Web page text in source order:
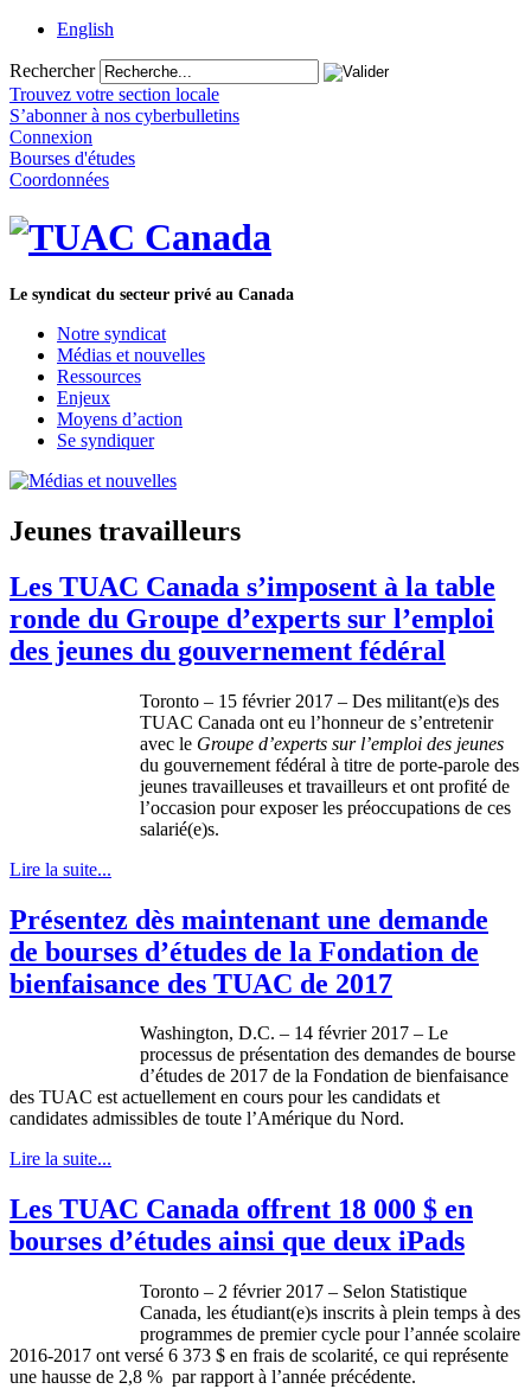
English
Rechercher
Trouvez votre section locale
S’abonner à nos cyberbulletins
Connexion
Bourses d'études
Coordonnées
Le syndicat du secteur privé au Canada
Notre syndicat
Médias et nouvelles
Ressources
Enjeux
Moyens d’action
Se syndiquer
Jeunes travailleurs
Les TUAC Canada s’imposent à la table
ronde du Groupe d’experts sur l’emploi
des jeunes du gouvernement fédéral
Toronto – 15 février 2017 – Des militant(e)s des
TUAC Canada ont eu l’honneur de s’entretenir
avec le Groupe d’experts sur l’emploi des jeunes
du gouvernement fédéral à titre de porte-parole des
jeunes travailleuses et travailleurs et ont profité de
l’occasion pour exposer les préoccupations de ces
salarié(e)s.
Lire la suite...
Présentez dès maintenant une demande
de bourses d’études de la Fondation de
bienfaisance des TUAC de 2017
Washington, D.C. – 14 février 2017 – Le
processus de présentation des demandes de bourse
d’études de 2017 de la Fondation de bienfaisance
des TUAC est actuellement en cours pour les candidats et
candidates admissibles de toute l’Amérique du Nord.
Lire la suite...
Les TUAC Canada offrent 18 000 $ en
bourses d’études ainsi que deux iPads
Toronto – 2 février 2017 – Selon Statistique
Canada, les étudiant(e)s inscrits à plein temps à des
programmes de premier cycle pour l’année scolaire
2016-2017 ont versé 6 373 $ en frais de scolarité, ce qui représente
une hausse de 2,8 % par rapport à l’année précédente.